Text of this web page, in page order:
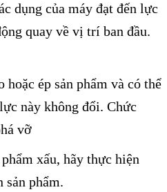
dụng của máy đạt đến lực
quay về vị trí ban đầu.
ép sản phẩm và có thể
này không đổi. Chức
vỡ
xấu, hãy thực hiện
sản phẩm.